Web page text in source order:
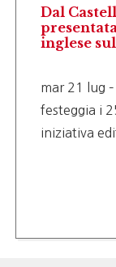
Dal
inglese
mar 21 lug
festeggia i
iniziativa